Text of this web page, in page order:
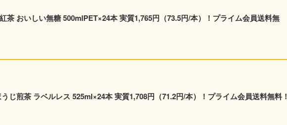
茶 おいしい無糖 500mlPET×24本 実質1,765円（73.5円/本）！プライム会員送料無
じ煎茶 ラベルレス 525ml×24本 実質1,708円（71.2円/本）！プライム会員送料無料！